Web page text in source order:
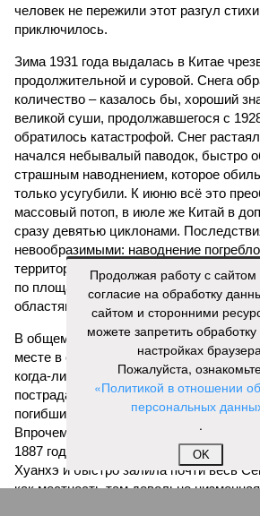
человек не пережили этот разгул
приключилось.
Зима 1931 года выдалась в Китае
продолжительной и суровой. Снега
количество – казалось бы, хороший
великой суши, продолжавшегося с
обратилось катастрофой. Снег
начался небывалый паводок, быстро
страшным наводнением, которое
только усугубили. К июню всё это
массовый потоп, в июле же Китай в
сразу девятью циклонами.
невообразимыми: наводнение
территорию в 180 тыс. квадратных
по площади Карелии, шести Курским
областям, десятку Чуваший.
В общем, недаром события 1931-го
месте в списке самых смертоносных
когда-либо происходивших на планете.
пострадавших в тот год достигло 53
погибших, по некоторым оценкам,
Впрочем, для Китая подобное не в
1887 года вода прорвала
Хуанхэ и быстро залила почти весь
как местность там довольно
Продолжая работу с
согласие на обработку
сайтом и сторонними
можете запретить
настройках
Пожалуйста,
«Политикой в отношении
персональных
.
OK